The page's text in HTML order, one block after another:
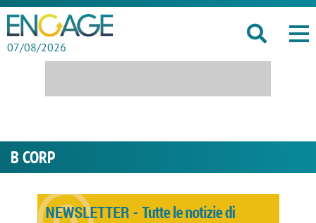
07/08/2026
B CORP